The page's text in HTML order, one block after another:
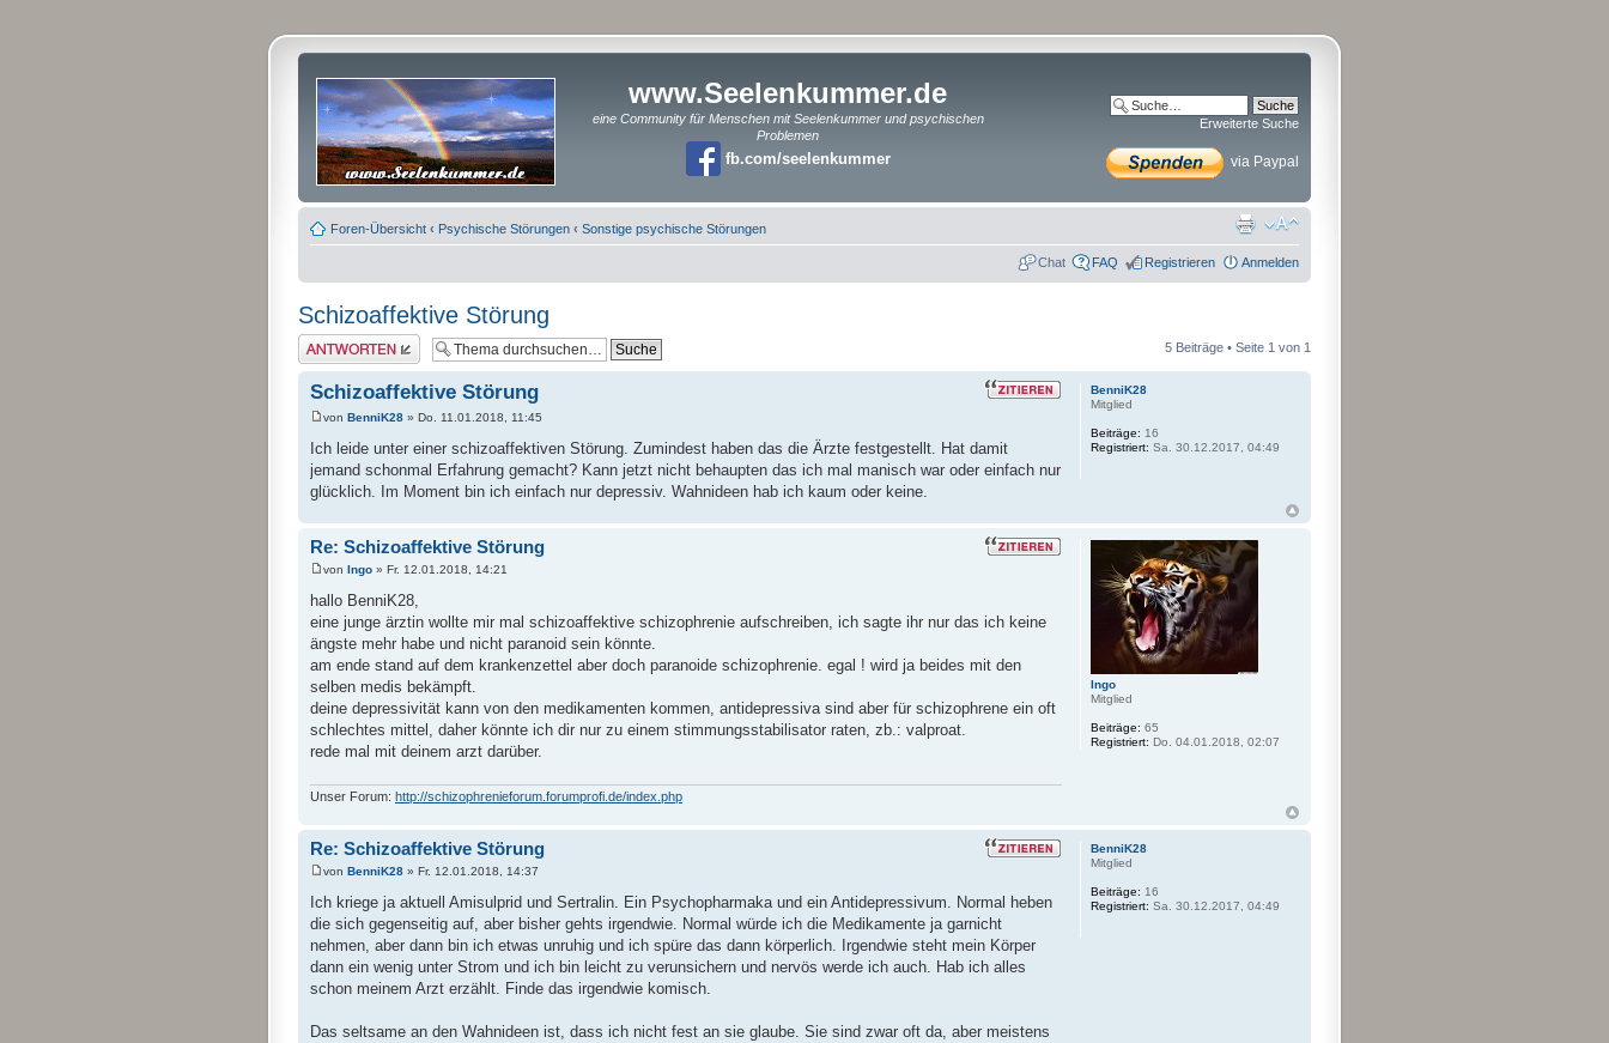
www.Seelenkummer.de
eine Community für Menschen mit Seelenkummer und psychischen
Problemen
fb.com/seelenkummer
Erweiterte Suche
via Paypal
Foren-Übersicht ‹ Psychische Störungen ‹ Sonstige psychische Störungen
Chat FAQ Registrieren Anmelden
Schizoaffektive Störung
Antwort erstellen 5 Beiträge • Seite 1 von 1
Schizoaffektive Störung
von BenniK28 » Do. 11.01.2018, 11:45
Ich leide unter einer schizoaffektiven Störung. Zumindest haben das die Ärzte festgestellt. Hat damit
jemand schonmal Erfahrung gemacht? Kann jetzt nicht behaupten das ich mal manisch war oder einfach nur
glücklich. Im Moment bin ich einfach nur depressiv. Wahnideen hab ich kaum oder keine.
BenniK28
Mitglied
Beiträge: 16
Registriert: Sa. 30.12.2017, 04:49
Re: Schizoaffektive Störung
von Ingo » Fr. 12.01.2018, 14:21
hallo BenniK28,
eine junge ärztin wollte mir mal schizoaffektive schizophrenie aufschreiben, ich sagte ihr nur das ich keine
ängste mehr habe und nicht paranoid sein könnte.
am ende stand auf dem krankenzettel aber doch paranoide schizophrenie. egal ! wird ja beides mit den
selben medis bekämpft.
deine depressivität kann von den medikamenten kommen, antidepressiva sind aber für schizophrene ein oft
schlechtes mittel, daher könnte ich dir nur zu einem stimmungsstabilisator raten, zb.: valproat.
rede mal mit deinem arzt darüber.
Unser Forum: http://schizophrenieforum.forumprofi.de/index.php
Ingo
Mitglied
Beiträge: 65
Registriert: Do. 04.01.2018, 02:07
Re: Schizoaffektive Störung
von BenniK28 » Fr. 12.01.2018, 14:37
Ich kriege ja aktuell Amisulprid und Sertralin. Ein Psychopharmaka und ein Antidepressivum. Normal heben
die sich gegenseitig auf, aber bisher gehts irgendwie. Normal würde ich die Medikamente ja garnicht
nehmen, aber dann bin ich etwas unruhig und ich spüre das dann körperlich. Irgendwie steht mein Körper
dann ein wenig unter Strom und ich bin leicht zu verunsichern und nervös werde ich auch. Hab ich alles
schon meinem Arzt erzählt. Finde das irgendwie komisch.
Das seltsame an den Wahnideen ist, dass ich nicht fest an sie glaube. Sie sind zwar oft da, aber meistens
BenniK28
Mitglied
Beiträge: 16
Registriert: Sa. 30.12.2017, 04:49